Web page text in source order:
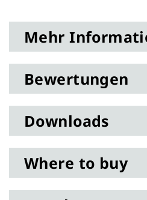
Mehr
Bewertungen
Downloads
Where to buy